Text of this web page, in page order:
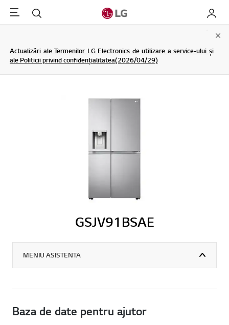
Menu Cautare My LG
Actualizări ale Termenilor LG Electronics de utilizare a service-ului și
ale Politicii privind confidențialitatea(2026/04/29)
GSJV91BSAE
MENIU ASISTENTA
Baza de date pentru ajutor